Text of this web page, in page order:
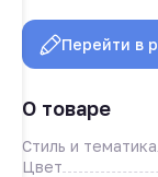
Перейти в
О товаре
Стиль и тематика
Цвет